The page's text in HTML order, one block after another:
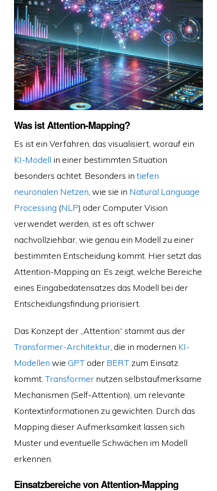
Was ist Attention-Mapping?
Es ist ein Verfahren, das visualisiert, worauf ein
KI-Modell in einer bestimmten Situation
besonders achtet. Besonders in tiefen
neuronalen Netzen , wie sie in Natural Language
Processing (NLP) oder Computer Vision
verwendet werden, ist es oft schwer
nachvollziehbar, wie genau ein Modell zu einer
bestimmten Entscheidung kommt. Hier setzt das
Attention-Mapping an: Es zeigt, welche Bereiche
eines Eingabedatensatzes das Modell bei der
Entscheidungsfindung priorisiert.
Das Konzept der „Attention“ stammt aus der
Transformer-Architektur, die in modernen KI-
Modellen wie GPToder BERTzum Einsatz
kommt. Transformernutzen selbstaufmerksame
Mechanismen (Self-Attention), um relevante
Kontextinformationen zu gewichten. Durch das
Mapping dieser Aufmerksamkeit lassen sich
Muster und eventuelle Schwächen im Modell
erkennen.
Einsatzbereiche von Attention-Mapping